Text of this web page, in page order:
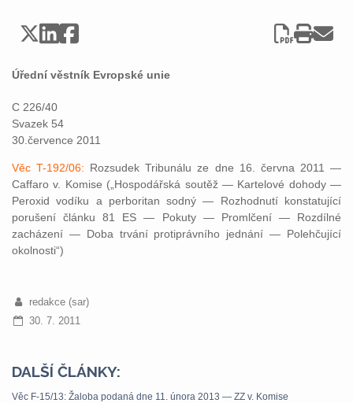
Úřední věstník Evropské unie
C 226/40
Svazek 54
30.července 2011
Věc T-192/06: Rozsudek Tribunálu ze dne 16. června 2011 —
Caffaro v. Komise („Hospodářská soutěž — Kartelové dohody —
Peroxid vodíku a perboritan sodný — Rozhodnutí konstatující
porušení článku 81 ES — Pokuty — Promlčení — Rozdílné
zacházení — Doba trvání protiprávního jednání — Polehčující
okolnosti“)
redakce (sar)
30. 7. 2011
DALŠÍ ČLÁNKY:
Věc F-15/13: Žaloba podaná dne 11. února 2013 — ZZ v. Komise